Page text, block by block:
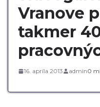
Vranove
takmer
16. apríla 2013 admin0